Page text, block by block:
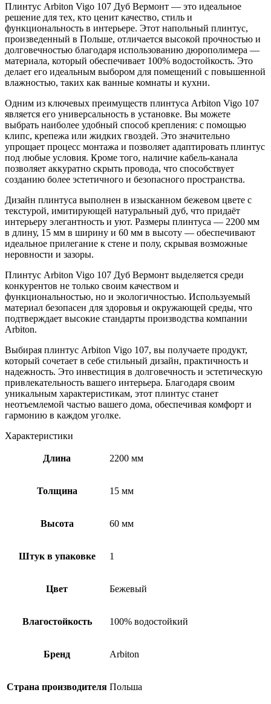
Плинтус Arbiton Vigo 107 Дуб Вермонт — это идеальное
решение для тех, кто ценит качество, стиль и
функциональность в интерьере. Этот напольный плинтус,
произведенный в Польше, отличается высокой прочностью и
долговечностью благодаря использованию дюрополимера —
материала, который обеспечивает 100% водостойкость. Это
делает его идеальным выбором для помещений с повышенной
влажностью, таких как ванные комнаты и кухни.
Одним из ключевых преимуществ плинтуса Arbiton Vigo 107
является его универсальность в установке. Вы можете
выбрать наиболее удобный способ крепления: с помощью
клипс, крепежа или жидких гвоздей. Это значительно
упрощает процесс монтажа и позволяет адаптировать плинтус
под любые условия. Кроме того, наличие кабель-канала
позволяет аккуратно скрыть провода, что способствует
созданию более эстетичного и безопасного пространства.
Дизайн плинтуса выполнен в изысканном бежевом цвете с
текстурой, имитирующей натуральный дуб, что придаёт
интерьеру элегантность и уют. Размеры плинтуса — 2200 мм
в длину, 15 мм в ширину и 60 мм в высоту — обеспечивают
идеальное прилегание к стене и полу, скрывая возможные
неровности и зазоры.
Плинтус Arbiton Vigo 107 Дуб Вермонт выделяется среди
конкурентов не только своим качеством и
функциональностью, но и экологичностью. Используемый
материал безопасен для здоровья и окружающей среды, что
подтверждает высокие стандарты производства компании
Arbiton.
Выбирая плинтус Arbiton Vigo 107, вы получаете продукт,
который сочетает в себе стильный дизайн, практичность и
надежность. Это инвестиция в долговечность и эстетическую
привлекательность вашего интерьера. Благодаря своим
уникальным характеристикам, этот плинтус станет
неотъемлемой частью вашего дома, обеспечивая комфорт и
гармонию в каждом уголке.
Характеристики
Длина 2200 мм
Толщина 15 мм
Высота 60 мм
Штук в упаковке 1
Цвет Бежевый
Влагостойкость 100% водостойкий
Бренд Arbiton
Страна производителя Польша